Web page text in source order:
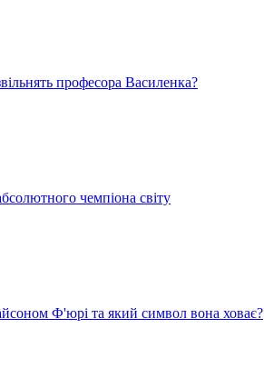
професора Василенка?
чемпіона світу
Ф'юрі та який символ вона ховає?